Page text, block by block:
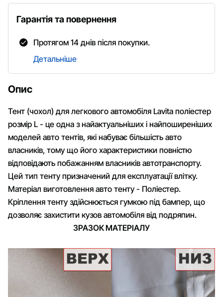
Опис
Тент (чохол) для легкового автомобіля Lavita поліестер
розмір L - це одна з найактуальніших і найпоширеніших
моделей авто тентів, які набуває більшість авто
власників, тому що його характеристики повністю
відповідають побажанням власників автотранспорту.
Цей тип тенту призначений для експлуатації влітку.
Матеріал виготовлення авто тенту - Поліестер.
Кріплення тенту здійснюється гумкою під бампер, що
дозволяє захистити кузов автомобіля від подряпин.
ЗРАЗОК МАТЕРІАЛУ
Гарантія та повернення
Протягом 14 днів після покупки.
Детальніше